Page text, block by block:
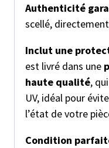
Authenticité
scellé,
Inclut une
est livré dans une
haute qualité,
UV, idéal pour
l’état de votre
Condition